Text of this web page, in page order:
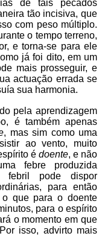
de tais pecados
tão incisiva, que
com peso múltiplo.
o tempo terreno,
e torna-se para ele
já foi dito, em um
mais prosseguir, e
actuação errada se
sua harmonia.
pela aprendizagem
é também apenas
, mas sim como uma
ao vento, muito
é doente, e não
febre produzida
febril pode dispor
para então
que para o doente
para o espírito
o momento em que
isso, advirto mais